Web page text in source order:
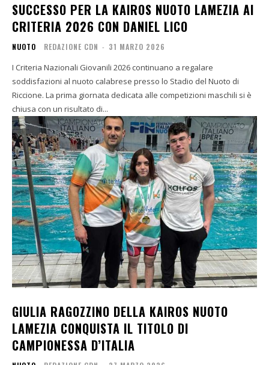
SUCCESSO PER LA KAIROS NUOTO LAMEZIA AI
CRITERIA 2026 CON DANIEL LICO
NUOTO REDAZIONE CDN - 31 MARZO 2026
I Criteria Nazionali Giovanili 2026 continuano a regalare
soddisfazioni al nuoto calabrese presso lo Stadio del Nuoto di
Riccione. La prima giornata dedicata alle competizioni maschili si è
chiusa con un risultato di...
GIULIA RAGOZZINO DELLA KAIROS NUOTO
LAMEZIA CONQUISTA IL TITOLO DI
CAMPIONESSA D’ITALIA